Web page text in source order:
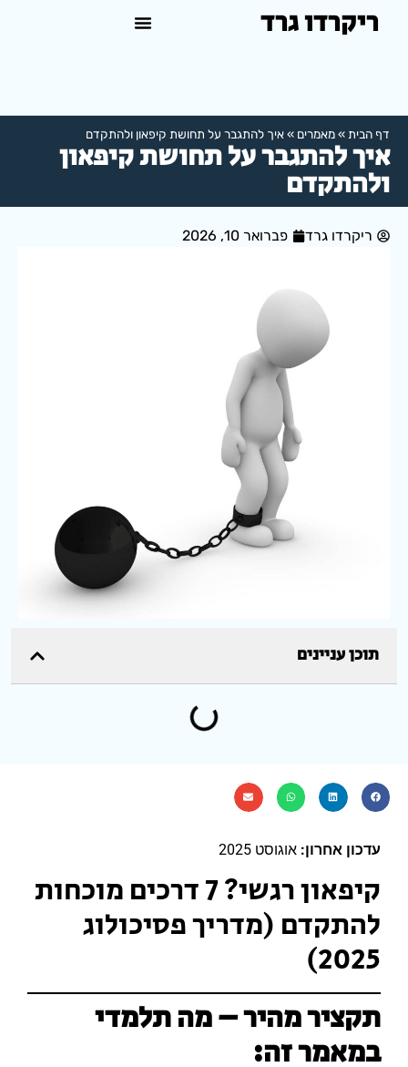
ריקרדו גרד
דף הבית »מאמרים »איך להתגבר על תחושת קיפאון ולהתקדם
איך להתגבר על תחושת קיפאון
ולהתקדם
ריקרדו גרד פברואר 10, 2026
תוכן עניינים
עדכון אחרון: אוגוסט 2025
קיפאון רגשי? 7 דרכים מוכחות
להתקדם (מדריך פסיכולוג
2025)
תקציר מהיר – מה תלמדי
במאמר זה: